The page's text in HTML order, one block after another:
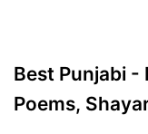
Best Punjabi -
Poems,